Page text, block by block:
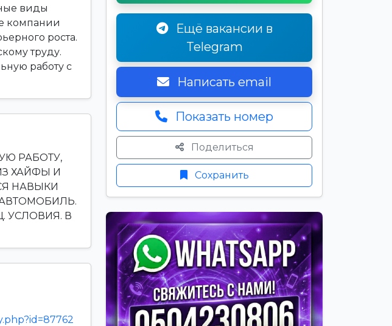
виды
компании
роста.
труду.
работу с
РАБОТУ,
ХАЙФЫ И
НАВЫКИ
УСЛОВИЯ. В
Ещё вакансии в
Telegram
Написать email
Показать номер
Поделиться
Сохранить